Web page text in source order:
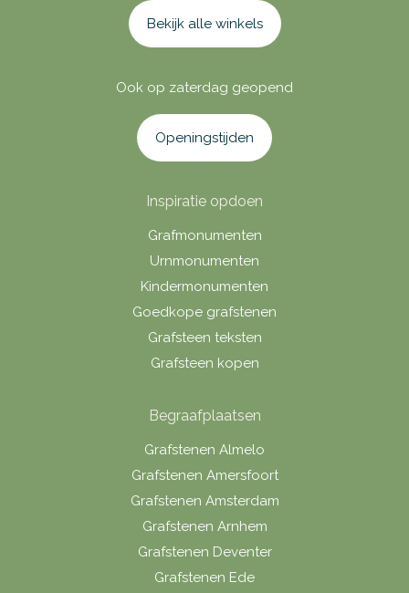
Bekijk alle winkels
Ook op zaterdag geopend
Openingstijden
Inspiratie opdoen
Grafmonumenten
Urnmonumenten
Kindermonumenten
Goedkope grafstenen
Grafsteen teksten
Grafsteen kopen
Begraafplaatsen
Grafstenen Almelo
Grafstenen Amersfoort
Grafstenen Amsterdam
Grafstenen Arnhem
Grafstenen Deventer
Grafstenen Ede